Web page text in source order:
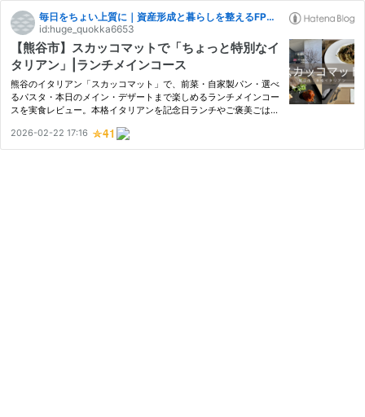
毎日をちょい上質に｜資産形成と暮らしを整えるFPブログ
id:huge_quokka6653
【熊谷市】スカッコマットで「ちょっと特別なイ
タリアン」|ランチメインコース
熊谷のイタリアン「スカッコマット」で、前菜・自家製パン・選べ
るパスタ・本日のメイン・デザートまで楽しめるランチメインコー
スを実食レビュー。本格イタリアンを記念日ランチやご褒美ごは
ボリューム感を詳しく紹介します。
2026-02-22 17:16